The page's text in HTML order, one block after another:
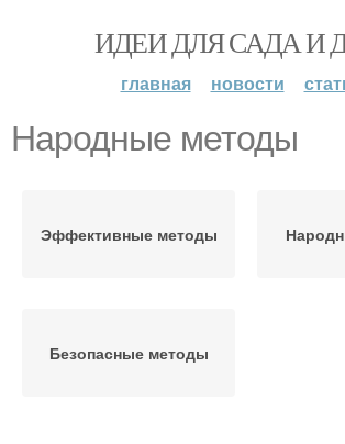
ИДЕИ ДЛЯ САДА И
главная новости
Народные методы
Эффективные методы
Безопасные методы